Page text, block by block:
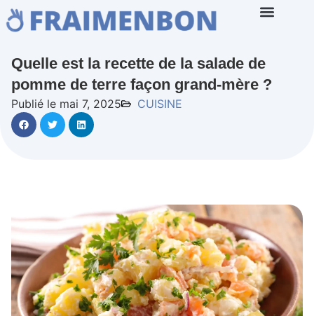
Quelle est la recette de la salade de
pomme de terre façon grand-mère ?
Publié le mai 7, 2025 CUISINE